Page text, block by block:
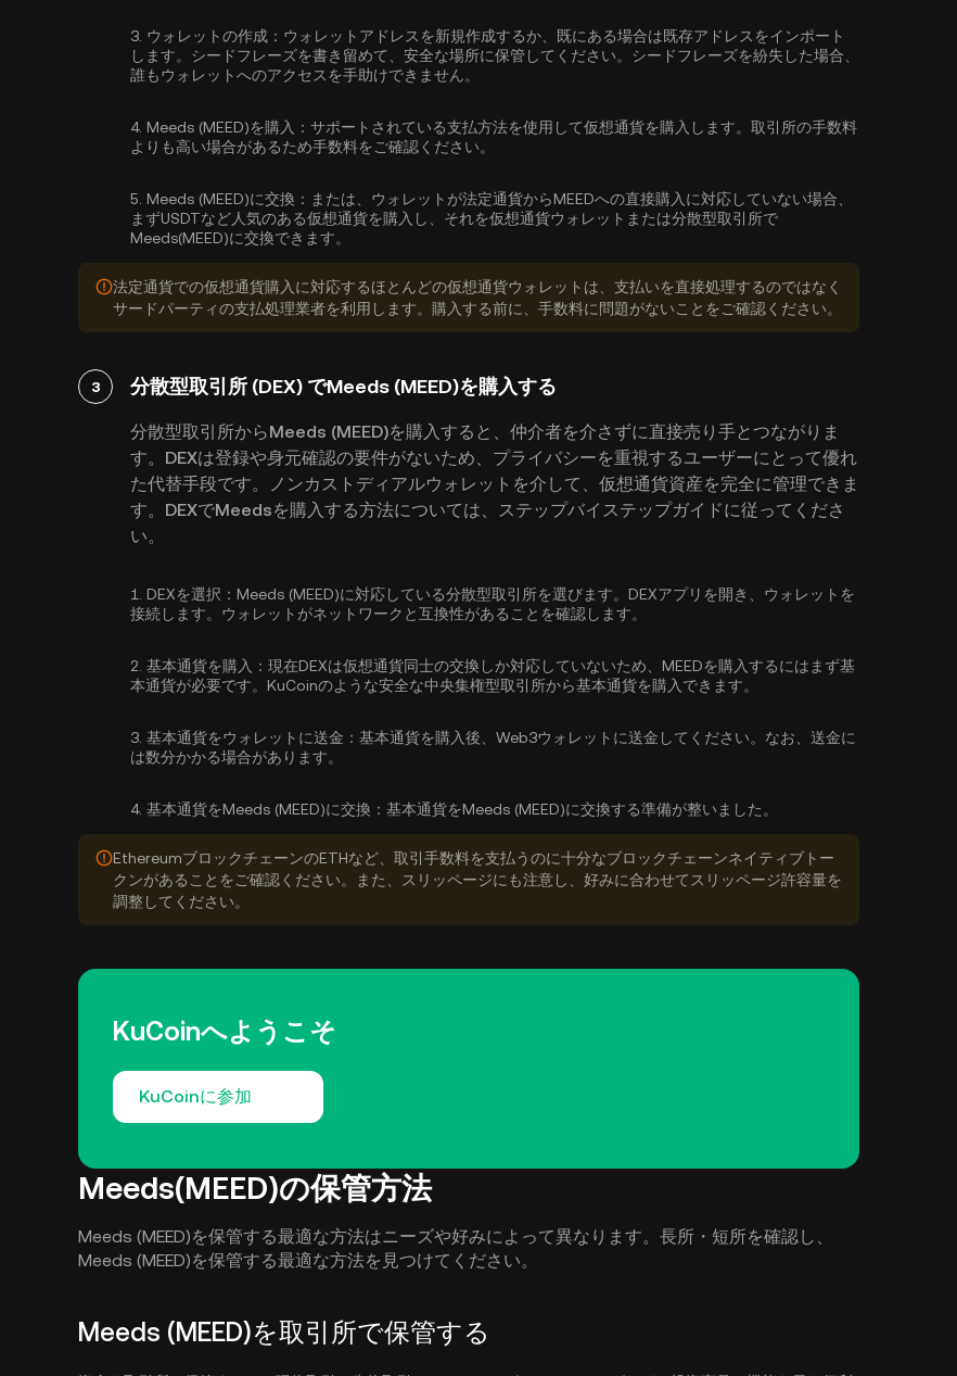
3. ウォレットの作成： ウォレットアドレスを新規作成するか、既にある場合は既存アドレスをインポート
します。シードフレーズを書き留めて、安全な場所に保管してください。シードフレーズを紛失した場合、
誰もウォレットへのアクセスを手助けできません。
4. Meeds (MEED)を購入： サポートされている支払方法を使用して仮想通貨を購入します。取引所の手数料
よりも高い場合があるため手数料をご確認ください。
5. Meeds (MEED)に交換： または、ウォレットが法定通貨からMEEDへの直接購入に対応していない場合、
まずUSDTなど人気のある仮想通貨を購入し、それを仮想通貨ウォレットまたは分散型取引所で
Meeds(MEED)に交換できます。
法定通貨での仮想通貨購入に対応するほとんどの仮想通貨ウォレットは、支払いを直接処理するのではなく
サードパーティの支払処理業者を利用します。購入する前に、手数料に問題がないことをご確認ください。
3 分散型取引所 (DEX) でMeeds (MEED)を購入する
分散型取引所からMeeds (MEED)を購入すると、仲介者を介さずに直接売り手とつながりま
す。DEXは登録や身元確認の要件がないため、プライバシーを重視するユーザーにとって優れ
た代替手段です。ノンカストディアルウォレットを介して、仮想通貨資産を完全に管理できま
す。DEXでMeedsを購入する方法については、ステップバイステップガイドに従ってくださ
い。
1. DEXを選択： Meeds (MEED)に対応している分散型取引所を選びます。DEXアプリを開き、ウォレットを
接続します。ウォレットがネットワークと互換性があることを確認します。
2. 基本通貨を購入： 現在DEXは仮想通貨同士の交換しか対応していないため、MEEDを購入するにはまず基
本通貨が必要です。KuCoinのような安全な中央集権型取引所から基本通貨を購入 できます。
3. 基本通貨をウォレットに送金： 基本通貨を購入後、Web3ウォレットに送金してください。なお、送金に
は数分かかる場合があります。
4. 基本通貨をMeeds (MEED)に交換： 基本通貨をMeeds (MEED)に交換する準備が整いました。
EthereumブロックチェーンのETHなど、取引手数料を支払うのに十分なブロックチェーンネイティブトー
クンがあることをご確認ください。また、スリッページにも注意し、好みに合わせてスリッページ許容量を
調整してください。
KuCoinへようこそ
KuCoinに参加
Meeds(MEED)の保管方法
Meeds (MEED)を保管する最適な方法はニーズや好みによって異なります。長所・短所を確認し、
Meeds (MEED)を保管する最適な方法を見つけてください。
Meeds (MEED)を取引所で保管する